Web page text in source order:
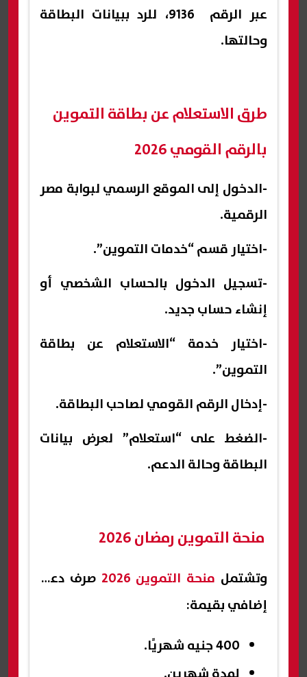
عبر الرقم 9136، للرد ببيانات البطاقة
وحالتها.
طرق الاستعلام عن بطاقة التموين
بالرقم القومي 2026
-الدخول إلى الموقع الرسمي لبوابة مصر
الرقمية.
-اختيار قسم “خدمات التموين”.
-تسجيل الدخول بالحساب الشخصي أو
إنشاء حساب جديد.
-اختيار خدمة “الاستعلام عن بطاقة
التموين”.
-إدخال الرقم القومي لصاحب البطاقة.
-الضغط على “استعلام” لعرض بيانات
البطاقة وحالة الدعم.
منحة التموين رمضان 2026
وتشتمل منحة التموين 2026
صرف دعم
إضافي بقيمة:
400 جنيه شهريًا.